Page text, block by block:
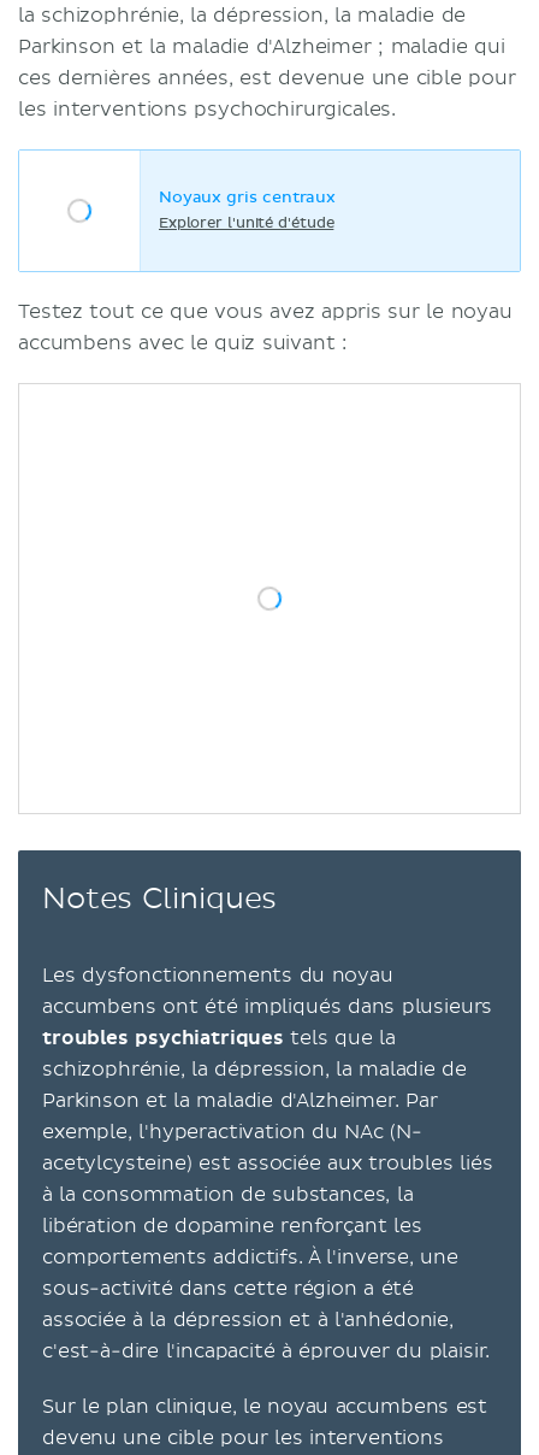
la schizophrénie, la dépression, la maladie de
Parkinson et la maladie d'Alzheimer ; maladie qui
ces dernières années, est devenue une cible pour
les interventions psychochirurgicales.
Noyaux gris centraux
Explorer l'unité d'étude
Testez tout ce que vous avez appris sur le noyau
accumbens avec le quiz suivant :
Notes Cliniques
Les dysfonctionnements du noyau
accumbens ont été impliqués dans plusieurs
troubles psychiatriques tels que la
schizophrénie, la dépression, la maladie de
Parkinson et la maladie d'Alzheimer. Par
exemple, l'hyperactivation du NAc (N-
acetylcysteine) est associée aux troubles liés
à la consommation de substances, la
libération de dopamine renforçant les
comportements addictifs. À l'inverse, une
sous-activité dans cette région a été
associée à la dépression et à l'anhédonie,
c'est-à-dire l'incapacité à éprouver du plaisir.
Sur le plan clinique, le noyau accumbens est
devenu une cible pour les interventions